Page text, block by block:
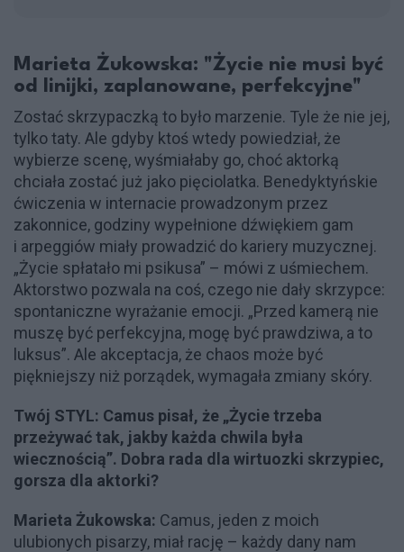
Marieta Żukowska: "Życie nie musi być
od linijki, zaplanowane, perfekcyjne"
Zostać skrzypaczką to było marzenie. Tyle że nie jej,
tylko taty. Ale gdyby ktoś wtedy powiedział, że
wybierze scenę, wyśmiałaby go, choć aktorką
chciała zostać już jako pięciolatka. Benedyktyńskie
ćwiczenia w internacie prowadzonym przez
zakonnice, godziny wypełnione dźwiękiem gam
i arpeggiów miały prowadzić do kariery muzycznej.
„Życie spłatało mi psikusa” – mówi z uśmiechem.
Aktorstwo pozwala na coś, czego nie dały skrzypce:
spontaniczne wyrażanie emocji. „Przed kamerą nie
muszę być perfekcyjna, mogę być prawdziwa, a to
luksus”. Ale akceptacja, że chaos może być
piękniejszy niż porządek, wymagała zmiany skóry.
Twój STYL: Camus pisał, że „Życie trzeba
przeżywać tak, jakby każda chwila była
wiecznością”. Dobra rada dla wirtuozki skrzypiec,
gorsza dla aktorki?
Marieta Żukowska: Camus, jeden z moich
ulubionych pisarzy, miał rację – każdy dany nam